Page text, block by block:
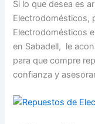
Si lo que desea es
Electrodomésticos,
Electrodomésticos
en Sabadell, le
para que compre
confianza y